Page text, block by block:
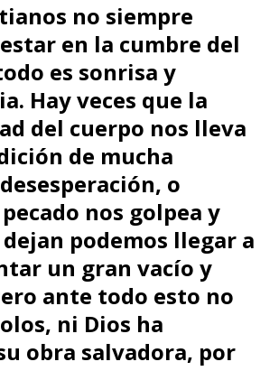
no siempre
en la cumbre del
es sonrisa y
Hay veces que la
del cuerpo nos lleva
de mucha
o
nos golpea y
podemos llegar a
un gran vacío y
ante todo esto no
ni Dios ha
obra salvadora, por